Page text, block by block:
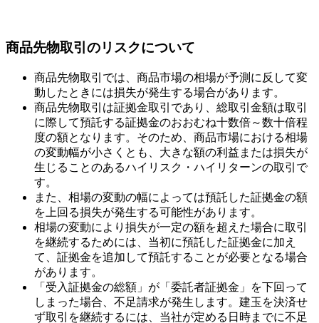
商品先物取引のリスクについて
商品先物取引では、商品市場の相場が予測に反して変
動したときには損失が発生する場合があります。
商品先物取引は証拠金取引であり、総取引金額は取引
に際して預託する証拠金のおおむね十数倍～数十倍程
度の額となります。そのため、商品市場における相場
の変動幅が小さくとも、大きな額の利益または損失が
生じることのあるハイリスク・ハイリターンの取引で
す。
また、相場の変動の幅によっては預託した証拠金の額
を上回る損失が発生する可能性があります。
相場の変動により損失が一定の額を超えた場合に取引
を継続するためには、当初に預託した証拠金に加え
て、証拠金を追加して預託することが必要となる場合
があります。
「受入証拠金の総額」が「委託者証拠金」を下回って
しまった場合、不足請求が発生します。建玉を決済せ
ず取引を継続するには、当社が定める日時までに不足